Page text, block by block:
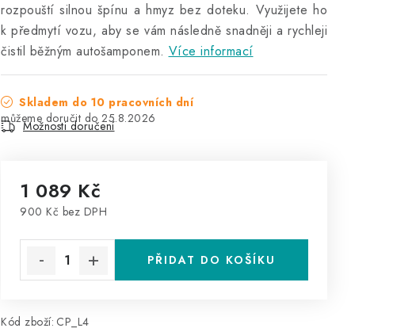
rozpouští silnou špínu a hmyz bez doteku. Využijete ho
k předmytí vozu, aby se vám následně snadněji a rychleji
čistil běžným autošamponem. Více informací
Skladem do 10 pracovních dní
25.8.2026
Možnosti doručení
1 089 Kč
900 Kč bez DPH
PŘIDAT DO KOŠÍKU
Kód zboží: CP_L4